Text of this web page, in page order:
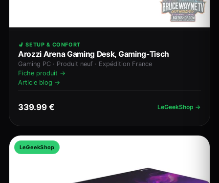
💺 SETUP & CONFORT
Arozzi Arena Gaming Desk, Gaming-Tisch
Gaming PC · Produit neuf · Expédition France
Fiche produit →
Article blog →
339.99 € LeGeekShop →
LeGeekShop